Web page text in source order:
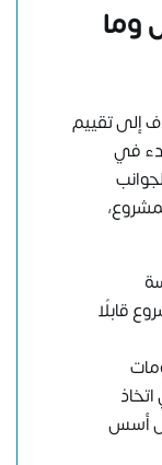
وما
إلى تقييم
في
قابلًا
أسس